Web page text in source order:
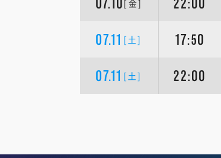
07.10[金] 22:00
07.11 [土] 17:50
07.11 [土] 22:00